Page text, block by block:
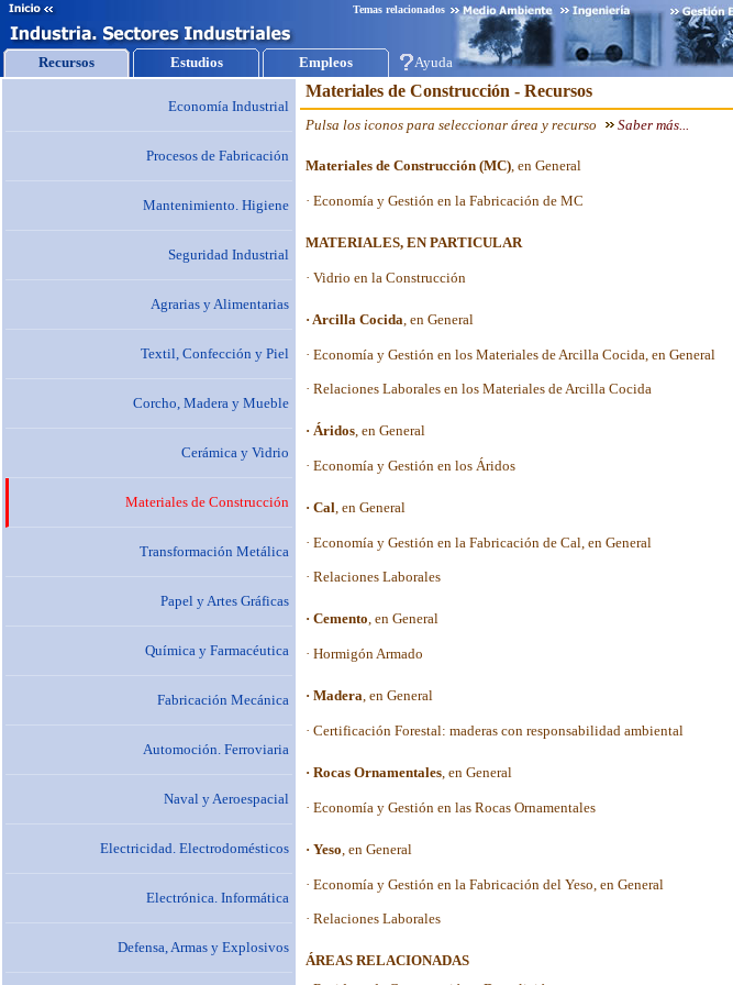
Temas relacionados
Recursos Estudios Empleos Ayuda
Economía Industrial
Procesos de Fabricación
Mantenimiento. Higiene
Seguridad Industrial
Agrarias y Alimentarias
Textil, Confección y Piel
Corcho, Madera y Mueble
Cerámica y Vidrio
Materiales de Construcción
Transformación Metálica
Papel y Artes Gráficas
Química y Farmacéutica
Fabricación Mecánica
Automoción. Ferroviaria
Naval y Aeroespacial
Electricidad. Electrodomésticos
Electrónica. Informática
Defensa, Armas y Explosivos